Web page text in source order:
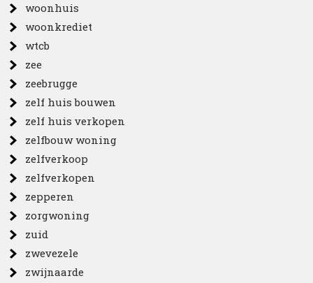
woonhuis
woonkrediet
wtcb
zee
zeebrugge
zelf huis bouwen
zelf huis verkopen
zelfbouw woning
zelfverkoop
zelfverkopen
zepperen
zorgwoning
zuid
zwevezele
zwijnaarde